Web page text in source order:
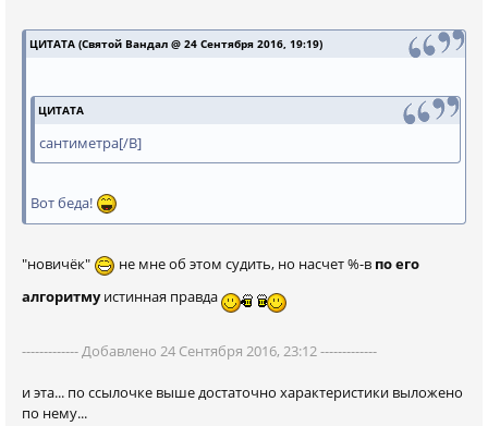
ЦИТАТА (Святой Вандал @ 24 Сентября 2016, 19:19)
ЦИТАТА
сантиметра[/B]
Вот беда!
"новичёк" не мне об этом судить, но насчет %-в по его
алгоритмуистинная правда
------------- Добавлено 24 Сентября 2016, 23:12 -------------
и эта... по ссылочке выше достаточно характеристики выложено
по нему...